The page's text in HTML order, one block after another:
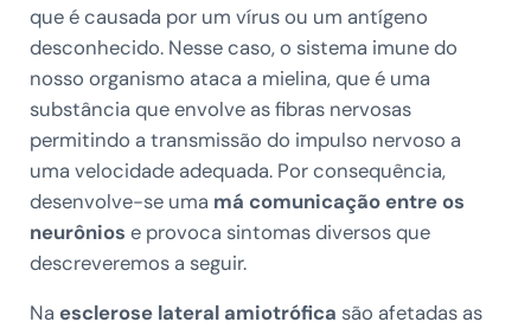
que é causada por um vírus ou um antígeno
desconhecido. Nesse caso, o sistema imune do
nosso organismo ataca a mielina, que é uma
substância que envolve as fibras nervosas
permitindo a transmissão do impulso nervoso a
uma velocidade adequada. Por consequência,
desenvolve-se uma má comunicação entre os
neurônios e provoca sintomas diversos que
descreveremos a seguir.
Na esclerose lateral amiotrófica são afetadas as